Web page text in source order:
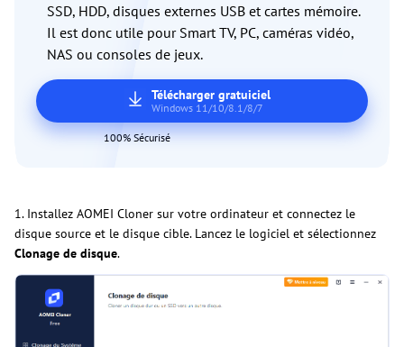
SSD, HDD, disques externes USB et cartes mémoire.
Il est donc utile pour Smart TV, PC, caméras vidéo,
NAS ou consoles de jeux.
Télécharger gratuiciel
Windows 11/10/8.1/8/7
100% Sécurisé
1. Installez AOMEI Cloner sur votre ordinateur et connectez le
disque source et le disque cible. Lancez le logiciel et sélectionnez
Clonage de disque.